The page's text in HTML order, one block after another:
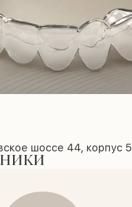
шоссе 44, корпус 5